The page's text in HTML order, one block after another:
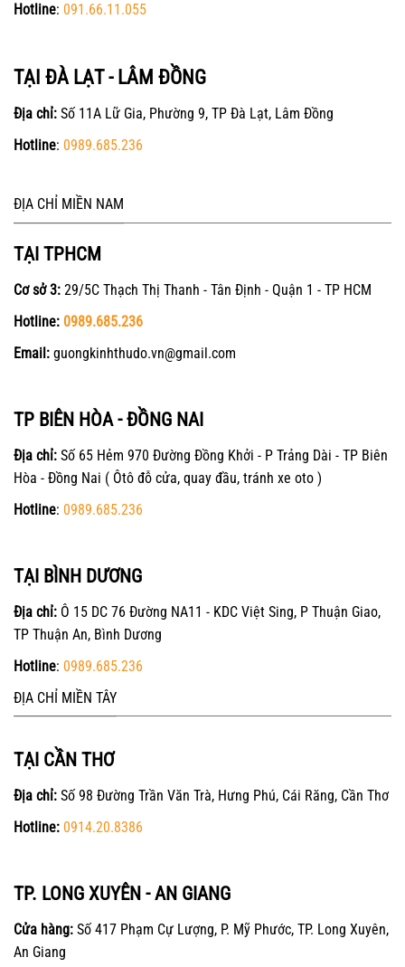
Hotline: 091.66.11.055
TẠI ĐÀ LẠT - LÂM ĐỒNG
Địa chỉ: Số 11A Lữ Gia, Phường 9, TP Đà Lạt, Lâm Đồng
Hotline: 0989.685.236
ĐỊA CHỈ MIỀN NAM
TẠI TPHCM
Cơ sở 3: 29/5C Thạch Thị Thanh - Tân Định - Quận 1 - TP HCM
Hotline: 0989.685.236
Email: guongkinhthudo.vn@gmail.com
TP BIÊN HÒA - ĐỒNG NAI
Địa chỉ: Số 65 Hẻm 970 Đường Đồng Khởi - P Trảng Dài - TP Biên
Hòa - Đồng Nai ( Ôtô đỗ cửa, quay đầu, tránh xe oto )
Hotline: 0989.685.236
TẠI BÌNH DƯƠNG
Địa chỉ: Ô 15 DC 76 Đường NA11 - KDC Việt Sing, P Thuận Giao,
TP Thuận An, Bình Dương
Hotline: 0989.685.236
ĐỊA CHỈ MIỀN TÂY
TẠI CẦN THƠ
Địa chỉ: Số 98 Đường Trần Văn Trà, Hưng Phú, Cái Răng, Cần Thơ
Hotline: 0914.20.8386
TP. LONG XUYÊN - AN GIANG
Cửa hàng: Số 417 Phạm Cự Lượng, P. Mỹ Phước, TP. Long Xuyên,
An Giang